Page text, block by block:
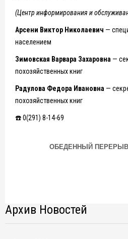
(Центр информирования и
Арсени Виктор Николаевич —
населением
Зимовская Варвара Захаровна —
похозяйственных книг
Радулова Федора Ивановна —
похозяйственных книг
☎️ 0(291) 8-14-69
ОБЕДЕННЫЙ ПЕРЕРЫВ
Архив Новостей